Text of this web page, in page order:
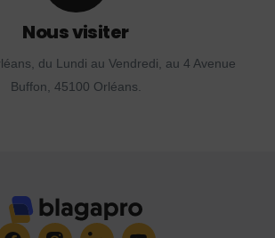
Nous visiter
du Lundi au Vendredi, au 4 Avenue
Buffon, 45100 Orléans.